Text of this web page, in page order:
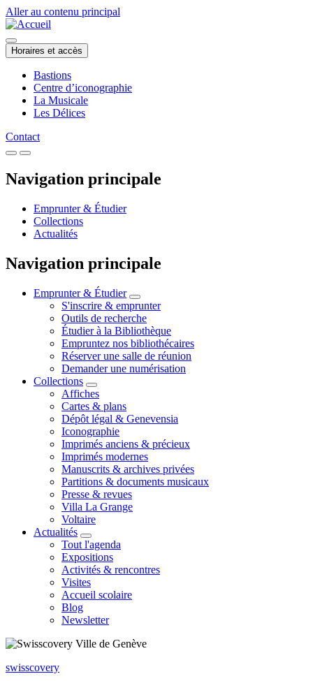
Aller au contenu principal
Horaires et accès
Bastions
Centre d’iconographie
La Musicale
Les Délices
Contact
Navigation principale
Emprunter & Étudier
Collections
Actualités
Navigation principale
Emprunter & Étudier
S'inscrire & emprunter
Outils de recherche
Étudier à la Bibliothèque
Empruntez nos bibliothécaires
Réserver une salle de réunion
Demander une numérisation
Collections
Affiches
Cartes & plans
Dépôt légal & Genevensia
Iconographie
Imprimés anciens & précieux
Imprimés modernes
Manuscrits & archives privées
Partitions & documents musicaux
Presse & revues
Villa La Grange
Voltaire
Actualités
Tout l'agenda
Expositions
Activités & rencontres
Visites
Accueil scolaire
Blog
Newsletter
swisscovery